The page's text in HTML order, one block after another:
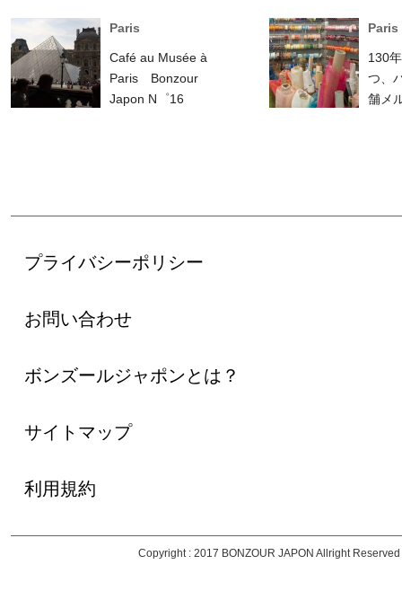
Paris
Café au Musée à
Paris Bonzour
Japon N゜16
Paris
130
つ、
舗メ
プライバシーポリシー
お問い合わせ
ボンズールジャポンとは？
サイトマップ
利用規約
Copyright : 2017 BONZOUR JAPON Allright Reserved